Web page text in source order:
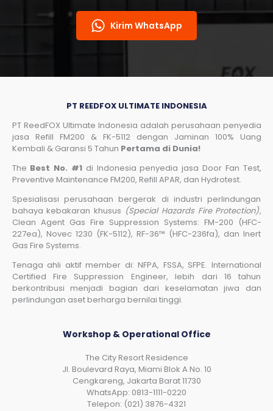
Kirim WhatsApp
PT REEDFOX ULTIMATE INDONESIA
PT ReedFOX Ultimate Indonesia adalah perusahaan penyedia
jasa Refill FM200 & FK-5112 dengan Jaminan 100% Uang
Kembali & Garansi 5 Tahun Pertama di Dunia!
The Best No. #1di Indonesia penyedia jasa Door Fan Test,
Preventive Maintenance FM200, Refill APAR, dan Hydrotest.
Spesialisasi perusahaan bergerak di industri perlindungan
bahaya kebakaran khusus (Special Hazards Fire Protection),
Clean Agent Gas Fire Suppression Systems: FM-200 (HFC-
227ea), Novec 1230 (FK-5112), RF-36™ (HFC-236fa), dan Inert
Gas Fire Systems.
Tenaga ahli aktif member di: NFPA, FSSA, SFPE. International
Certified Fire Suppression Engineer, lebih dari 16 tahun
berkontribusi menjadi bagian dari keselamatan jiwa dan
perlindungan aset berharga bernilai tinggi.
Workshop & Operational Office
The City Resort Residence
Jl. Boulevard Raya, Miami Blok A No. 10
Cengkareng, Jakarta Barat 11730
WhatsApp: 0813-1111-0220
Telepon: (021) 3876-4321